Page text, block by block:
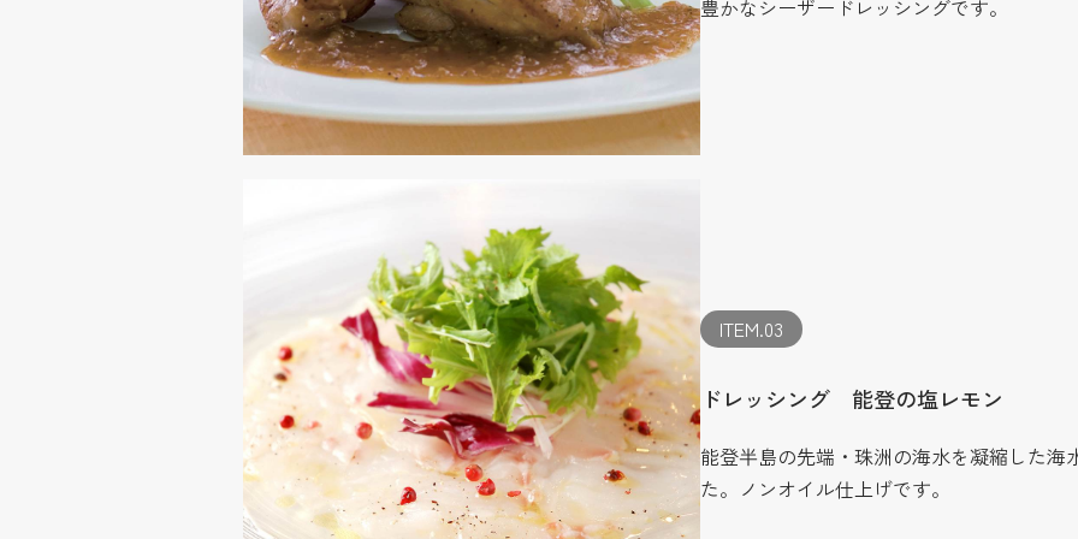
豊かなシーザードレッシングです。
ITEM.03
ドレッシング 能登の塩レモン
能登半島の先端・珠洲の海水を凝縮した海
た。ノンオイル仕上げです。